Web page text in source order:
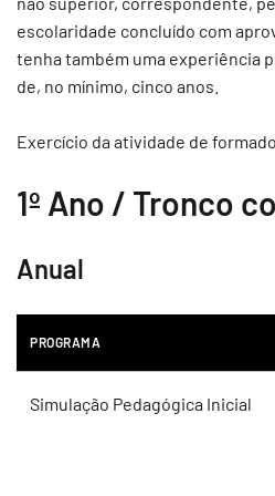
escolaridade concluído com
tenha também uma experiência
de, no mínimo, cinco anos.
Exercício da atividade de
1º Ano / Tronco
Anual
PROGRAMA
Simulação Pedagógica Inicial